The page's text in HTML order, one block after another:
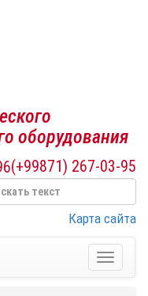
оборудования
(+99871) 267-03-95
Карта сайта
Toggle